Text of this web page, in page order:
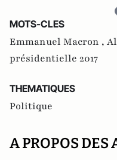
MOTS-CLES
Emmanuel Macron ,
présidentielle 2017
THEMATIQUES
Politique
A PROPOS DES